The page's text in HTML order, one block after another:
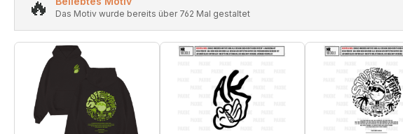
🔥 Das Motiv wurde bereits über 762 Mal gestaltet